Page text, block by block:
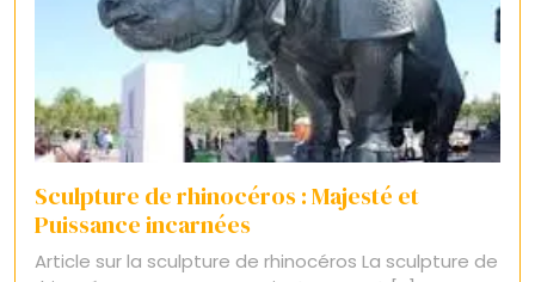
Sculpture de rhinocéros : Majesté et
Puissance incarnées
Article sur la sculpture de rhinocéros La sculpture de